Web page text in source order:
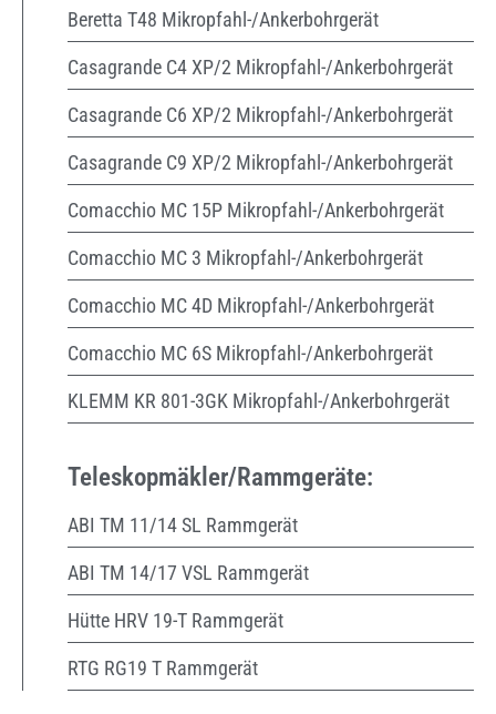
Beretta T48 Mikropfahl-/Ankerbohrgerät
Casagrande C4 XP/2 Mikropfahl-/Ankerbohrgerät
Casagrande C6 XP/2 Mikropfahl-/Ankerbohrgerät
Casagrande C9 XP/2 Mikropfahl-/Ankerbohrgerät
Comacchio MC 15P Mikropfahl-/Ankerbohrgerät
Comacchio MC 3 Mikropfahl-/Ankerbohrgerät
Comacchio MC 4D Mikropfahl-/Ankerbohrgerät
Comacchio MC 6S Mikropfahl-/Ankerbohrgerät
KLEMM KR 801-3GK Mikropfahl-/Ankerbohrgerät
Teleskopmäkler/Rammgeräte:
ABI TM 11/14 SL Rammgerät
ABI TM 14/17 VSL Rammgerät
Hütte HRV 19-T Rammgerät
RTG RG19 T Rammgerät